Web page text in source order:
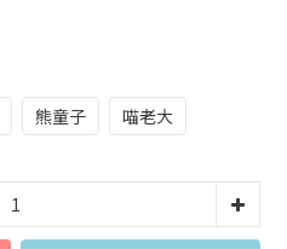
熊童子 喵老大